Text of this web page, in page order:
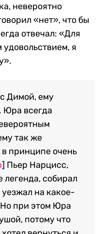
невероятно
«нет», что бы
отвечал: «Для
удовольствием, я
Димой, ему
Юра всегда
так же
в принципе очень
] Пьер Нарцисс,
собирал
на какое-
при этом Юра
потому что